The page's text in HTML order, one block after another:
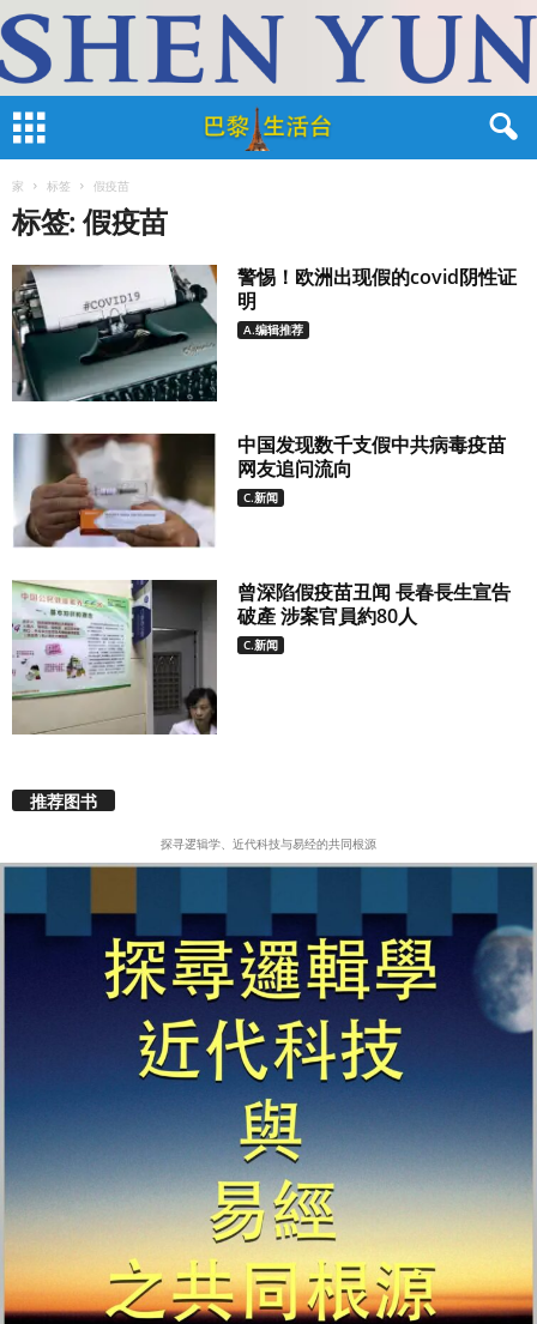
家 标签 假疫苗
标签: 假疫苗
警惕！欧洲出现假的covid阴性证
明
A.编辑推荐
中国发现数千支假中共病毒疫苗
网友追问流向
C.新闻
曾深陷假疫苗丑闻 長春長生宣告
破產 涉案官員約80人
C.新闻
推荐图书
探寻逻辑学、近代科技与易经的共同根源